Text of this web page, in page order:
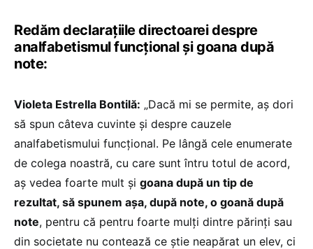
Redăm declarațiile directoarei despre
analfabetismul funcțional și goana după
note:
Violeta Estrella Bontilă: „Dacă mi se permite, aș dori
să spun câteva cuvinte și despre cauzele
analfabetismului funcțional. Pe lângă cele enumerate
de colega noastră, cu care sunt întru totul de acord,
aș vedea foarte mult și goana după un tip de
rezultat, să spunem așa, după note, o goană după
note, pentru că pentru foarte mulți dintre părinți sau
din societate nu contează ce știe neapărat un elev, ci